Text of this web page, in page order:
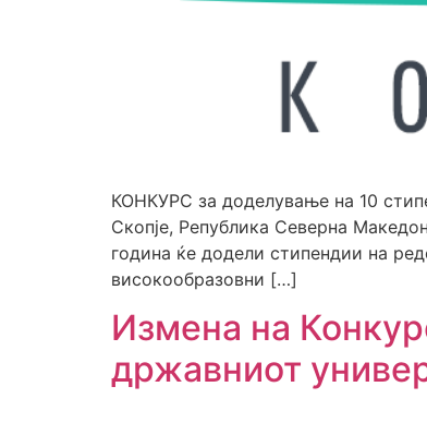
КОНКУРС за доделување на 10
Скопје, Република Северна
година ќе додели стипендии на
високообразовни […]
Измена на
државниот